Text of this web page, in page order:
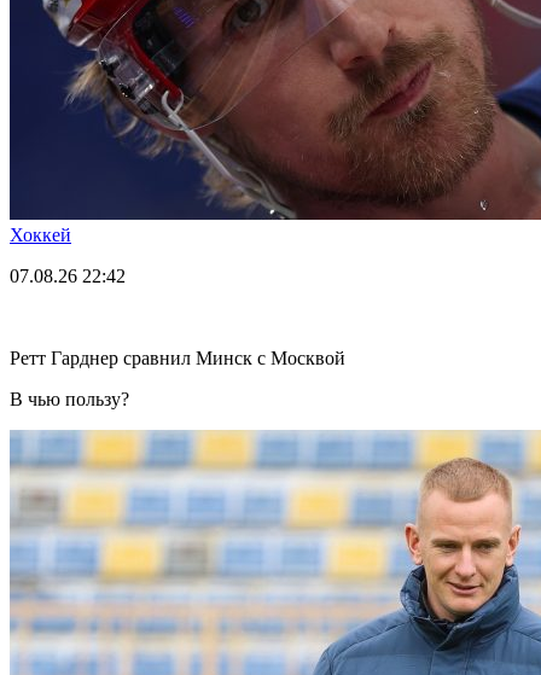
Хоккей
07.08.26 22:42
Ретт Гарднер сравнил Минск с Москвой
В чью пользу?